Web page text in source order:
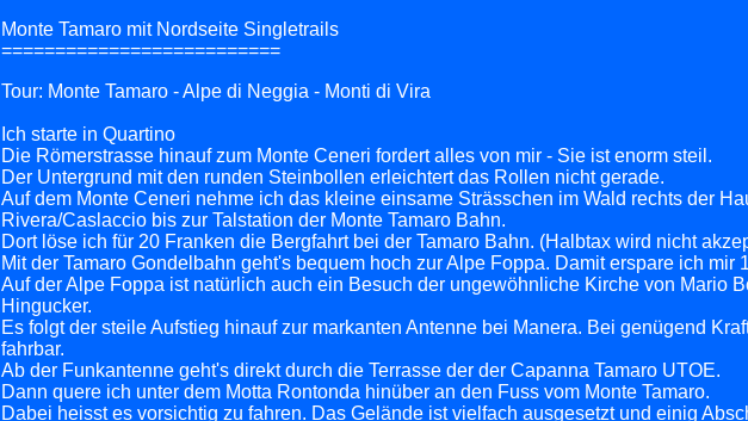
Monte Tamaro mit Nordseite Singletrails
==========================
Tour: Monte Tamaro - Alpe di Neggia - Monti di Vira
Ich starte in Quartino
Die Römerstrasse hinauf zum Monte Ceneri fordert alles von mir - Sie ist enorm steil.
Der Untergrund mit den runden Steinbollen erleichtert das Rollen nicht gerade.
Auf dem Monte Ceneri nehme ich das kleine einsame Strässchen im Wald rechts der
Rivera/Caslaccio bis zur Talstation der Monte Tamaro Bahn.
Dort löse ich für 20 Franken die Bergfahrt bei der Tamaro Bahn. (Halbtax wird nicht
Mit der Tamaro Gondelbahn geht's bequem hoch zur Alpe Foppa. Damit erspare ich mir
Auf der Alpe Foppa ist natürlich auch ein Besuch der ungewöhnliche Kirche von Mario
Hingucker.
Es folgt der steile Aufstieg hinauf zur markanten Antenne bei Manera. Bei genügend
fahrbar.
Ab der Funkantenne geht's direkt durch die Terrasse der der Capanna Tamaro UTOE.
Dann quere ich unter dem Motta Rontonda hinüber an den Fuss vom Monte Tamaro.
Dabei heisst es vorsichtig zu fahren. Das Gelände ist vielfach ausgesetzt und einig